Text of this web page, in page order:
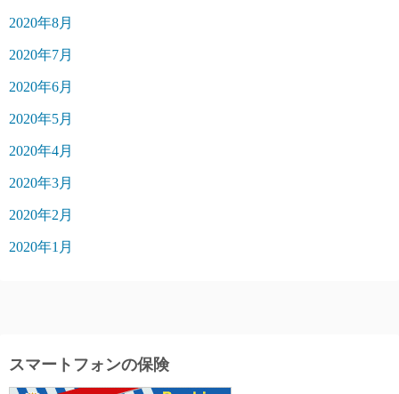
2020年8月
2020年7月
2020年6月
2020年5月
2020年4月
2020年3月
2020年2月
2020年1月
スマートフォンの保険